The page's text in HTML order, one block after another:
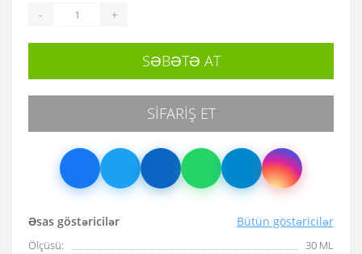
Əsas göstəricilər Bütün göstəricilər
Ölçüsü:
30 ML
- +
SƏBƏTƏ AT
SIFARIŞ ET